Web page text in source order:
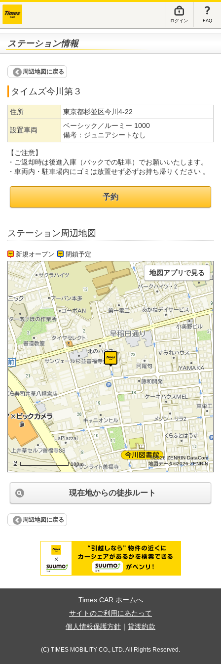
ログイン FAQ
ステーション情報
周辺地図に戻る
タイムズ今川第３
住所 東京都杉並区今川4-22
設置車両
ベーシック／ルーミー 1000
備考： ジュニアシートなし
【ご注意】
・ご返却時は後進入庫（バックでの駐車）でお願いいたします。
・車両内・駐車場内にゴミは放置せず必ずお持ち帰りください 。
予約
ステーション周辺地図
新規オープン 閉鎖予定
100m
©2026 ZENRIN DataCom
地図データ©2026 ZENRIN
地図アプリで見る
現在地からの徒歩ルート
周辺地図に戻る
Times CAR ホームへ
サイトのご利用にあたって
個人情報保護方針
貸渡約款
(C) TIMES MOBILITY CO., LTD. All Rights Reserved.